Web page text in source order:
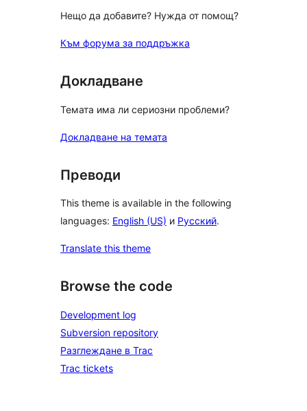
Нещо да добавите? Нужда от помощ?
Към форума за поддръжка
Докладване
Темата има ли сериозни проблеми?
Докладване на темата
Преводи
This theme is available in the following
languages: English (US) и Русский.
Translate this theme
Browse the code
Development log
Subversion repository
Разглеждане в Trac
Trac tickets